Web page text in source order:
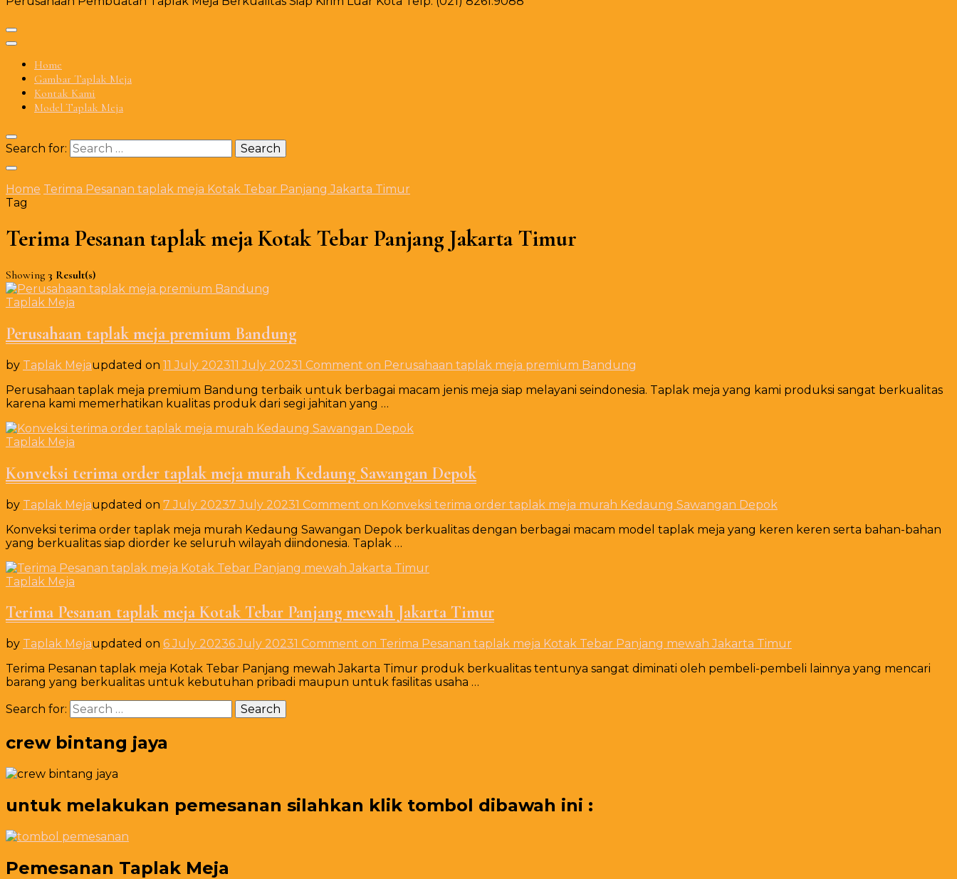
Home
Gambar Taplak Meja
Kontak Kami
Model Taplak Meja
Search for:
Home Terima Pesanan taplak meja Kotak Tebar Panjang Jakarta Timur
Tag
Terima Pesanan taplak meja Kotak Tebar Panjang Jakarta Timur
Showing 3 Result(s)
Taplak Meja
Perusahaan taplak meja premium Bandung
by Taplak Mejaupdated on 11 July 202311 July 20231 Comment on Perusahaan taplak meja premium Bandung
Perusahaan taplak meja premium Bandung terbaik untuk berbagai macam jenis meja siap melayani seindonesia. Taplak meja yang kami produksi sangat berkualitas
karena kami memerhatikan kualitas produk dari segi jahitan yang …
Taplak Meja
Konveksi terima order taplak meja murah Kedaung Sawangan Depok
by Taplak Mejaupdated on 7 July 20237 July 20231 Comment on Konveksi terima order taplak meja murah Kedaung Sawangan Depok
Konveksi terima order taplak meja murah Kedaung Sawangan Depok berkualitas dengan berbagai macam model taplak meja yang keren keren serta bahan-bahan
yang berkualitas siap diorder ke seluruh wilayah diindonesia. Taplak …
Taplak Meja
Terima Pesanan taplak meja Kotak Tebar Panjang mewah Jakarta Timur
by Taplak Mejaupdated on 6 July 20236 July 20231 Comment on Terima Pesanan taplak meja Kotak Tebar Panjang mewah Jakarta Timur
Terima Pesanan taplak meja Kotak Tebar Panjang mewah Jakarta Timur produk berkualitas tentunya sangat diminati oleh pembeli-pembeli lainnya yang mencari
barang yang berkualitas untuk kebutuhan pribadi maupun untuk fasilitas usaha …
Search for:
crew bintang jaya
untuk melakukan pemesanan silahkan klik tombol dibawah ini :
Pemesanan Taplak Meja